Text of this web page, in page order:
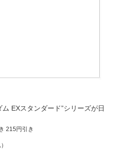
EXスタンダード”シリーズが日
215円引き